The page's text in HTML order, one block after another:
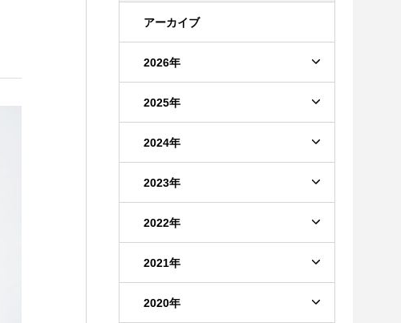
アーカイブ
2026年
2025年
2024年
2023年
2022年
2021年
2020年